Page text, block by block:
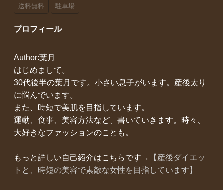
送料無料 駐車場
プロフィール
Author:葉月
はじめまして。
30代後半の葉月です。小さい息子がいます。産後太り
に悩んでいます。
また、時短で美肌を目指しています。
運動、食事、美容方法など、書いていきます。時々、
大好きなファッションのことも。
もっと詳しい自己紹介はこちらです→
【産後ダイエッ
トと、時短の美容で素敵な女性を目指しています】